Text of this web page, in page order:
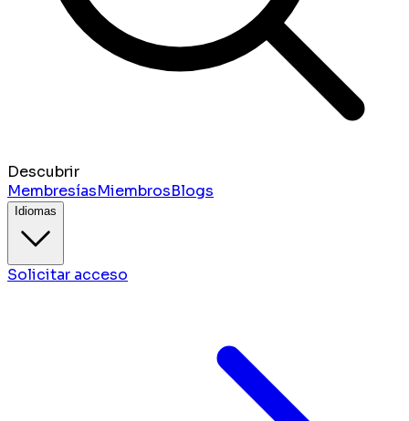
Descubrir
MembresíasMiembrosBlogs
Idiomas
Solicitar acceso